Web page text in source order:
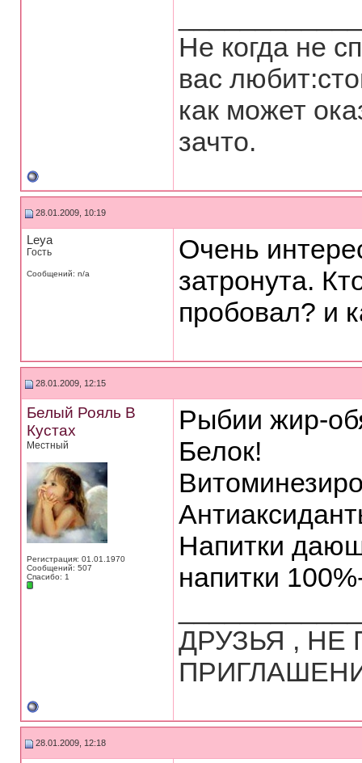
Не когда не
вас
как может
зачто.
28.01.2009, 10:19
Leya
Гость
Сообщений: n/a
Очень
затронута.
пробовал? и
28.01.2009, 12:15
Белый Рояль В
Кустах
Местный
Регистрация: 01.01.1970
Сообщений: 507
Спасибо: 1
Рыбии жир-
Белок!
Напитки
напитки
ДРУЗЬЯ ,
28.01.2009, 12:18